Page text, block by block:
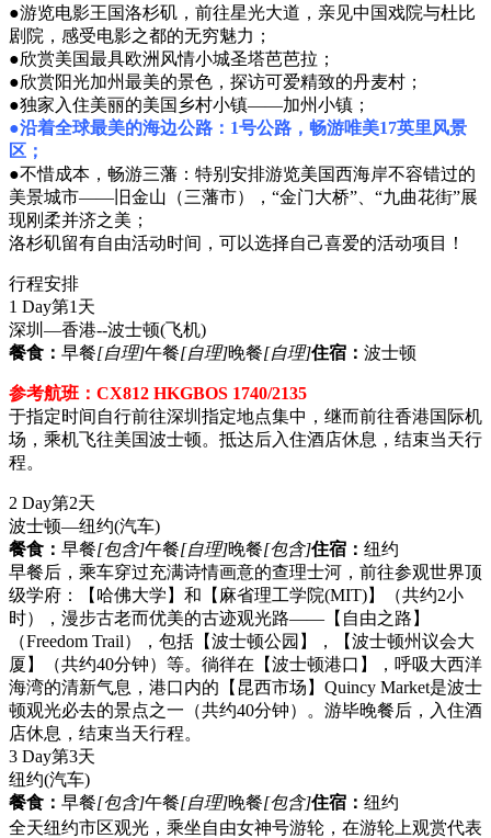
●游览电影王国洛杉矶，前往星光大道，亲见中国戏院与杜比
剧院，感受电影之都的无穷魅力；
●欣赏美国最具欧洲风情小城圣塔芭芭拉；
●欣赏阳光加州最美的景色，探访可爱精致的丹麦村；
●独家入住美丽的美国乡村小镇——加州小镇；
●沿着全球最美的海边公路：1号公路，畅游唯美17英里风景
区；
●不惜成本，畅游三藩：特别安排游览美国西海岸不容错过的
美景城市——旧金山（三藩市），“金门大桥”、“九曲花街”展
现刚柔并济之美；
洛杉矶留有自由活动时间，可以选择自己喜爱的活动项目！
行程安排
1 Day第1天
深圳—香港--波士顿(飞机)
餐食： 早餐[自理]午餐[自理]晚餐[自理]住宿： 波士顿
参考航班：CX812 HKGBOS 1740/2135
于指定时间自行前往深圳指定地点集中，继而前往香港国际机
场，乘机飞往美国波士顿。抵达后入住酒店休息，结束当天行
程。
2 Day第2天
波士顿—纽约(汽车)
餐食： 早餐[包含]午餐[自理]晚餐[包含]住宿： 纽约
早餐后，乘车穿过充满诗情画意的查理士河，前往参观世界顶
级学府：【哈佛大学】和【麻省理工学院(MIT)】（共约2小
时），漫步古老而优美的古迹观光路——【自由之路】
（Freedom Trail），包括【波士顿公园】，【波士顿州议会大
厦】（共约40分钟）等。徜徉在【波士顿港口】，呼吸大西洋
海湾的清新气息，港口内的【昆西市场】Quincy Market是波士
顿观光必去的景点之一（共约40分钟）。游毕晚餐后，入住酒
店休息，结束当天行程。
3 Day第3天
纽约(汽车)
餐食： 早餐[包含]午餐[自理]晚餐[包含]住宿： 纽约
全天纽约市区观光，乘坐自由女神号游轮，在游轮上观赏代表